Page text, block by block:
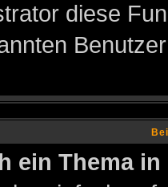
diese
ein Thema